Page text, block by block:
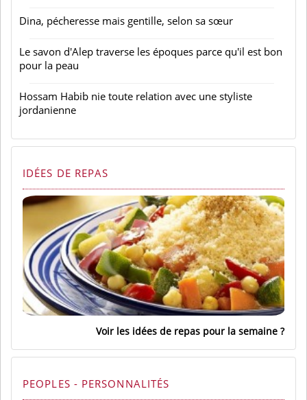
Dina, pécheresse mais gentille, selon sa sœur
Le savon d'Alep traverse les époques parce qu'il est bon
pour la peau
Hossam Habib nie toute relation avec une styliste
jordanienne
IDÉES DE REPAS
Voir les idées de repas pour la semaine
PEOPLES - PERSONNALITÉS